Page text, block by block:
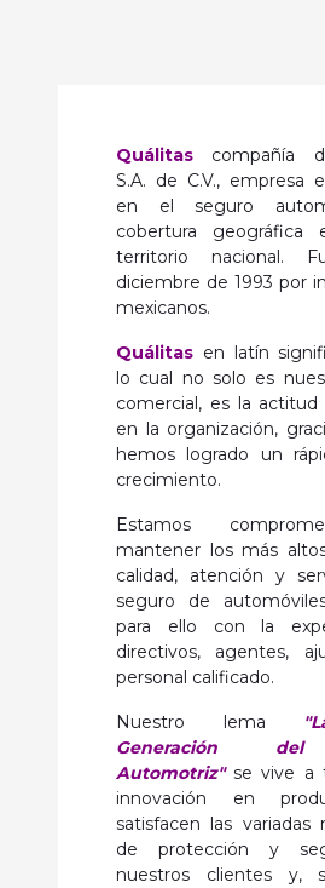
Quálitas compañía
S.A. de C.V., empresa
en el seguro
cobertura
territorio nacional.
diciembre de 1993 por
mexicanos.
Quálitas en latín
lo cual no solo es
comercial, es la actitud
en la organización,
hemos logrado un
crecimiento.
Estamos
mantener los más
calidad, atención y
seguro de
para ello con la
directivos, agentes,
personal calificado.
Nuestro lema
Generación
Automotriz"se vive a
innovación en
satisfacen las variadas
de protección y
nuestros clientes y,